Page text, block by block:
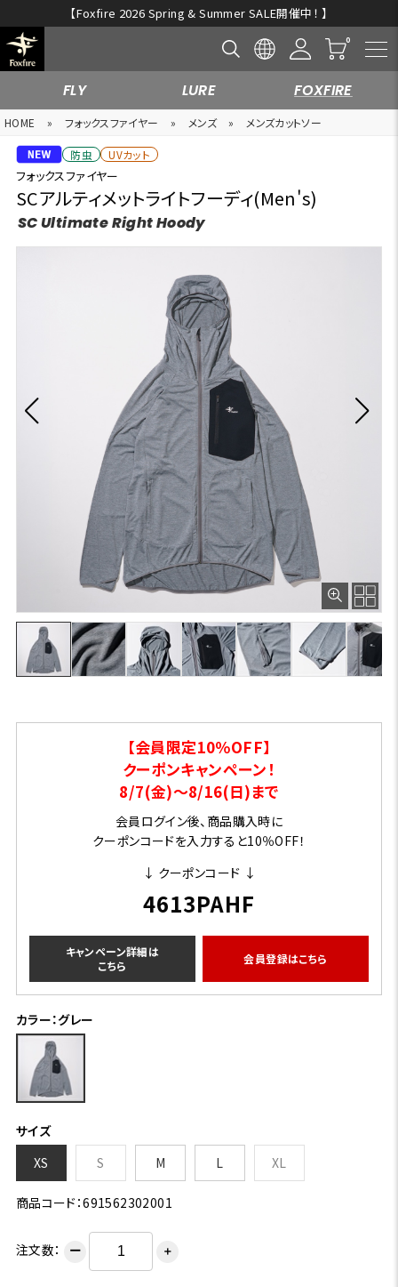
新規入会キャンペーン開催中！
FLY LURE FOXFIRE
HOME » フォックスファイヤー » メンズ » メンズカットソー
防虫 UVカット
フォックスファイヤー
SCアルティメットライトフーディ(Men's)
SC Ultimate Right Hoody
【会員限定10％OFF】
クーポンキャンペーン！
8/7(金)～8/16(日)まで
会員ログイン後、商品購入時に
クーポンコードを入力すると10％OFF！
↓ クーポンコード ↓
4613PAHF
キャンペーン詳細は
こちら
会員登録はこちら
カラー：グレー
サイズ
XS
S M L XL
商品コード：691562302001
注文数： ー ＋